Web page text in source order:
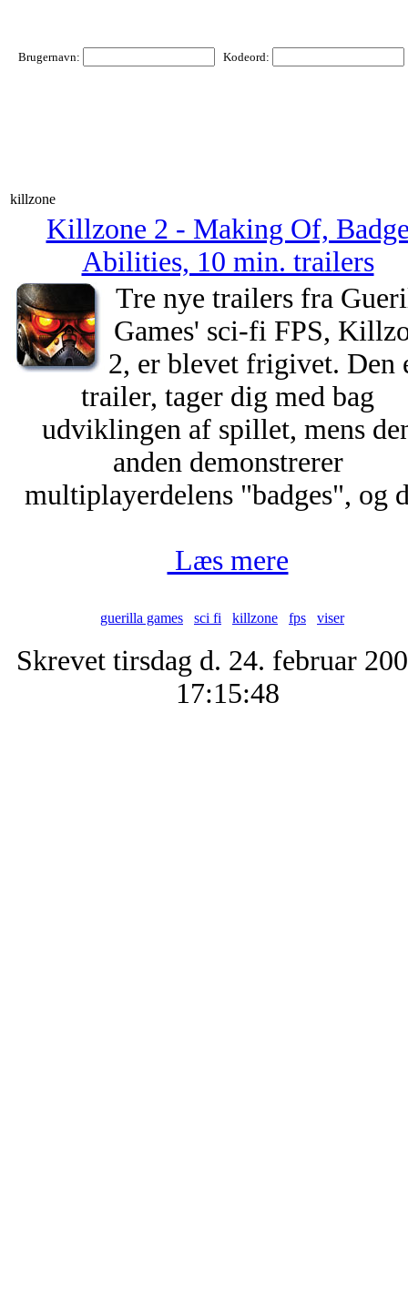
Brugernavn: Kodeord:
killzone
Killzone 2 - Making Of,
Abilities, 10 min. trailers
Tre nye trailers fra
Games' sci-fi FPS,
2, er blevet frigivet. Den
trailer, tager dig med bag
udviklingen af spillet, mens
anden demonstrerer
multiplayerdelens "badges", og
Læs mere
guerilla games sci fi killzone fps viser
Skrevet tirsdag d. 24. februar
17:15:48